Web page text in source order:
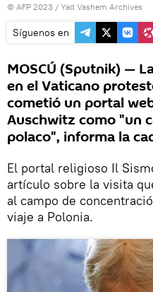
© AFP 2023 / Yad Vashem Archives
Síguenos en
MOSCÚ (Sputnik) —
en el Vaticano
cometió un portal
Auschwitz como "un
polaco", informa la
El portal religioso Il
artículo sobre la visita
al campo de
viaje a Polonia.